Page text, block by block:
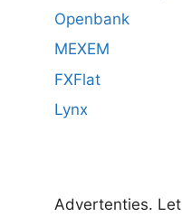
Openbank
MEXEM
FXFlat
Lynx
Advertenties.